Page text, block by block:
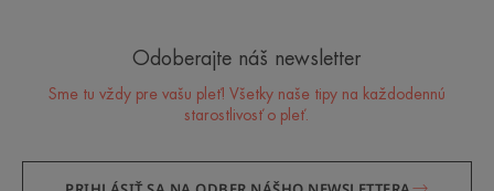
Odoberajte náš newsletter
Sme tu vždy pre vašu pleť! Všetky naše tipy na každodennú
starostlivosť o pleť.